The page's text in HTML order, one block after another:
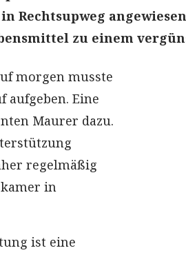
Rechtsupweg
zu einem
morgen musste
aufgeben. Eine
Maurer dazu.
regelmäßig
in
ist eine